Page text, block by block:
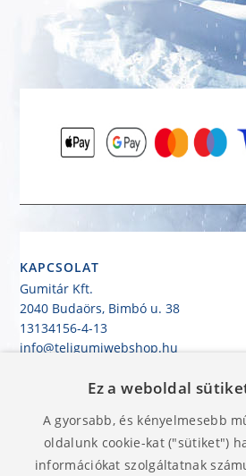
KAPCSOLAT
Gumitár Kft.
2040 Budaörs, Bimbó u. 38
13134156-4-13
info@teligumiwebshop.hu
GUMIABRONCS HASZNÁLATI UTASÍTÁS
SZÁLLÍTÁS
KÁTYÚGARANCIA
Ez a weboldal
A gyorsabb, és kényelmesebb
oldalunk cookie-kat ("sütiket")
információkat szolgáltatnak